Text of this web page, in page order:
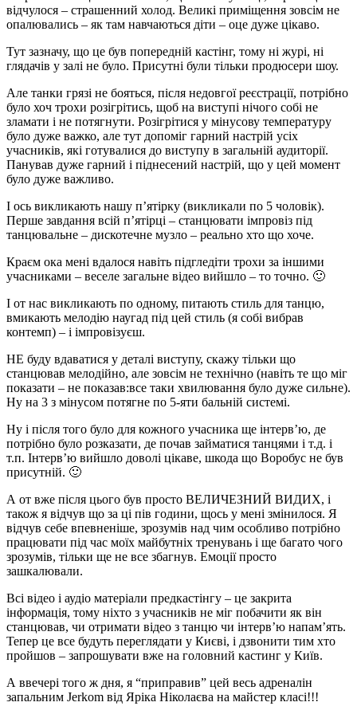
відчулося – страшенний холод. Великі приміщення зовсім не
опалювались – як там навчаються діти – оце дуже цікаво.
Тут зазначу, що це був попередній кастінг, тому ні журі, ні
глядачів у залі не було. Присутні були тільки продюсери шоу.
Але танки грязі не бояться, після недовгої реєстрації, потрібно
було хоч трохи розігрітись, щоб на виступі нічого собі не
зламати і не потягнути. Розігрітися у мінусову температуру
було дуже важко, але тут допоміг гарний настрій усіх
учасників, які готувалися до виступу в загальній аудиторії.
Панував дуже гарний і піднесений настрій, що у цей момент
було дуже важливо.
І ось викликають нашу п’ятірку (викликали по 5 чоловік).
Перше завдання всій п’ятірці – станцювати імпровіз під
танцювальне – дискотечне музло – реально хто що хоче.
Краєм ока мені вдалося навіть підгледіти трохи за іншими
учасниками – веселе загальне відео вийшло – то точно. 🙂
І от нас викликають по одному, питають стиль для танцю,
вмикають мелодію наугад під цей стиль (я собі вибрав
контемп) – і імпровізуєш.
НЕ буду вдаватися у деталі виступу, скажу тільки що
станцював мелодійно, але зовсім не технічно (навіть те що міг
показати – не показав:все таки хвилювання було дуже сильне).
Ну на 3 з мінусом потягне по 5-яти бальній системі.
Ну і після того було для кожного учасника ще інтерв’ю, де
потрібно було розказати, де почав займатися танцями і т.д. і
т.п. Інтерв’ю вийшло доволі цікаве, шкода що Воробус не був
присутній. 🙂
А от вже після цього був просто ВЕЛИЧЕЗНИЙ ВИДИХ, і
також я відчув що за ці пів години, щось у мені змінилося. Я
відчув себе впевненіше, зрозумів над чим особливо потрібно
працювати під час моїх майбутніх тренувань і ще багато чого
зрозумів, тільки ще не все збагнув. Емоції просто
зашкалювали.
Всі відео і аудіо матеріали предкастінгу – це закрита
інформація, тому ніхто з учасників не міг побачити як він
станцював, чи отримати відео з танцю чи інтерв’ю напам’ять.
Тепер це все будуть переглядати у Києві, і дзвонити тим хто
пройшов – запрошувати вже на головний кастинг у Київ.
А ввечері того ж дня, я “приправив” цей весь адреналін
запальним Jerkom від Яріка Ніколаєва на майстер класі!!!